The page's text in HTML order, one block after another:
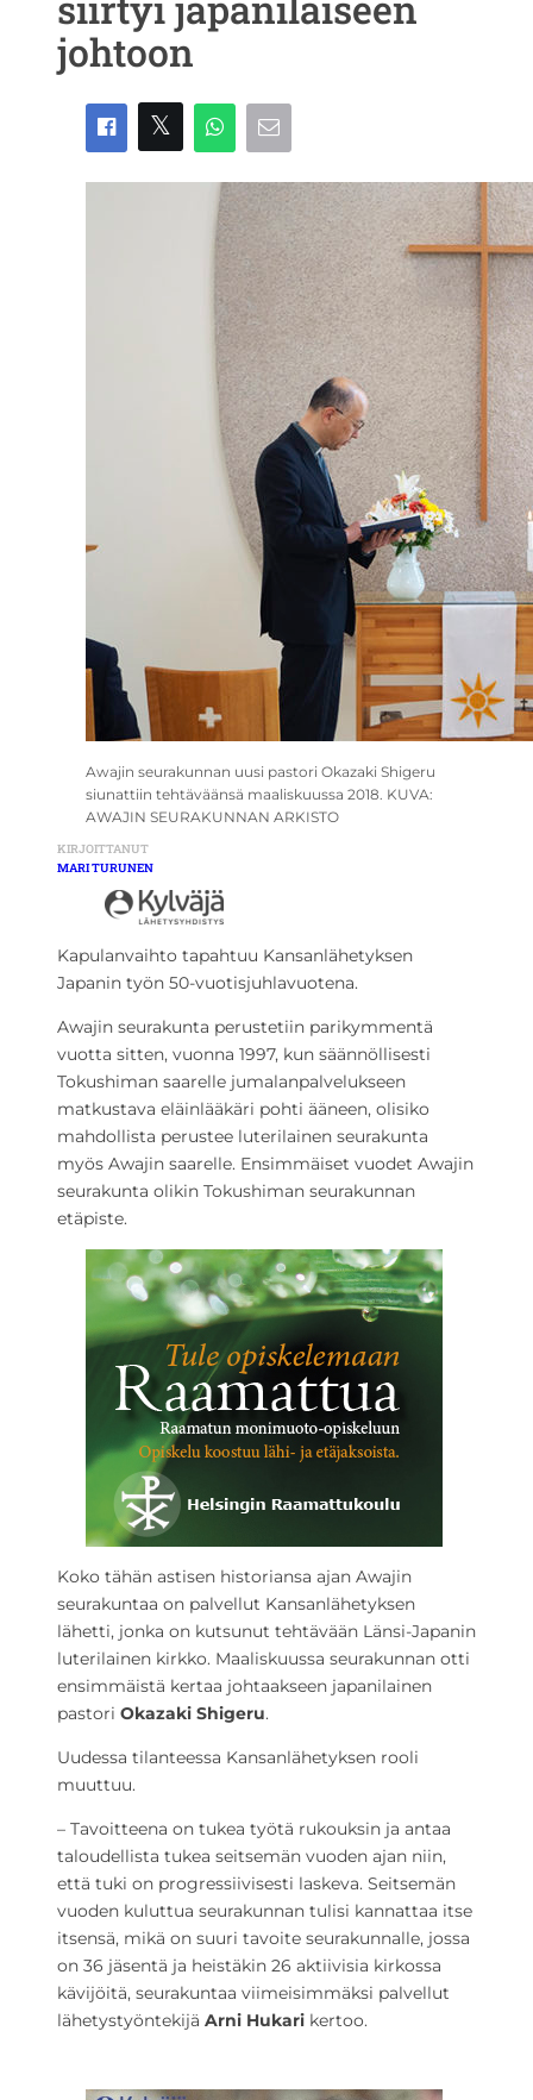
johtoon
Awajin seurakunnan uusi pastori Okazaki Shigeru
siunattiin tehtäväänsä maaliskuussa 2018. KUVA:
AWAJIN SEURAKUNNAN ARKISTO
KIRJOITTANUT
MARI TURUNEN
Kapulanvaihto tapahtuu Kansanlähetyksen
Japanin työn 50-vuotisjuhlavuotena.
Awajin seurakunta perustetiin parikymmentä
vuotta sitten, vuonna 1997, kun säännöllisesti
Tokushiman saarelle jumalanpalvelukseen
matkustava eläinlääkäri pohti ääneen, olisiko
mahdollista perustee luterilainen seurakunta
myös Awajin saarelle. Ensimmäiset vuodet Awajin
seurakunta olikin Tokushiman seurakunnan
etäpiste.
Koko tähän astisen historiansa ajan Awajin
seurakuntaa on palvellut Kansanlähetyksen
lähetti, jonka on kutsunut tehtävään Länsi-Japanin
luterilainen kirkko. Maaliskuussa seurakunnan otti
ensimmäistä kertaa johtaakseen japanilainen
pastori Okazaki Shigeru.
Uudessa tilanteessa Kansanlähetyksen rooli
muuttuu.
– Tavoitteena on tukea työtä rukouksin ja antaa
taloudellista tukea seitsemän vuoden ajan niin,
että tuki on progressiivisesti laskeva. Seitsemän
vuoden kuluttua seurakunnan tulisi kannattaa itse
itsensä, mikä on suuri tavoite seurakunnalle, jossa
on 36 jäsentä ja heistäkin 26 aktiivisia kirkossa
kävijöitä, seurakuntaa viimeisimmäksi palvellut
lähetystyöntekijä Arni Hukari kertoo.